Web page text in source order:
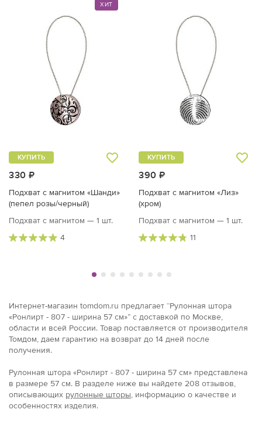
ХИТ
330 ₽
КУПИТЬ
Подхват с магнитом «Шанди»
(пепел розы/черный)
Подхват с магнитом — 1 шт.
4
390 ₽
КУПИТЬ
Подхват с магнитом «Лиз»
(хром)
Подхват с магнитом — 1 шт.
11
Интернет-магазин tomdom.ru предлагает “Рулонная штора
«Ронлирт - 807 - ширина 57 см»” с доставкой по Москве,
области и всей России. Товар поставляется от производителя
Томдом, даем гарантию на возврат до 14 дней после
получения.
Рулонная штора «Ронлирт - 807 - ширина 57 см» представлена
в размерe 57 см. В разделе ниже вы найдете 208 отзывов,
описывающих рулонные шторы, информацию о качестве и
особенностях изделия.